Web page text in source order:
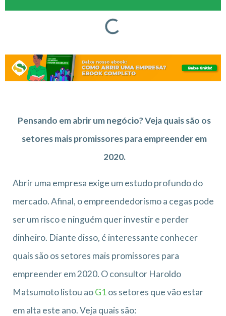
Pensando em abrir um negócio? Veja quais são os
setores mais promissores para empreender em
2020.
Abrir uma empresa exige um estudo profundo do
mercado. Afinal, o empreendedorismo a cegas pode
ser um risco e ninguém quer investir e perder
dinheiro. Diante disso, é interessante conhecer
quais são os setores mais promissores para
empreender em 2020. O consultor Haroldo
Matsumoto listou aoG1os setores que vão estar
em alta este ano. Veja quais são: